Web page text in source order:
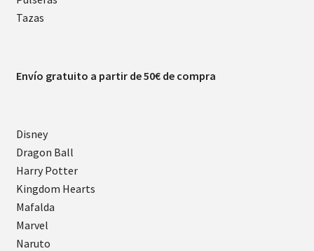
Tazas
Envío gratuito a partir de 50€ de compra
Disney
Dragon Ball
Harry Potter
Kingdom Hearts
Mafalda
Marvel
Naruto